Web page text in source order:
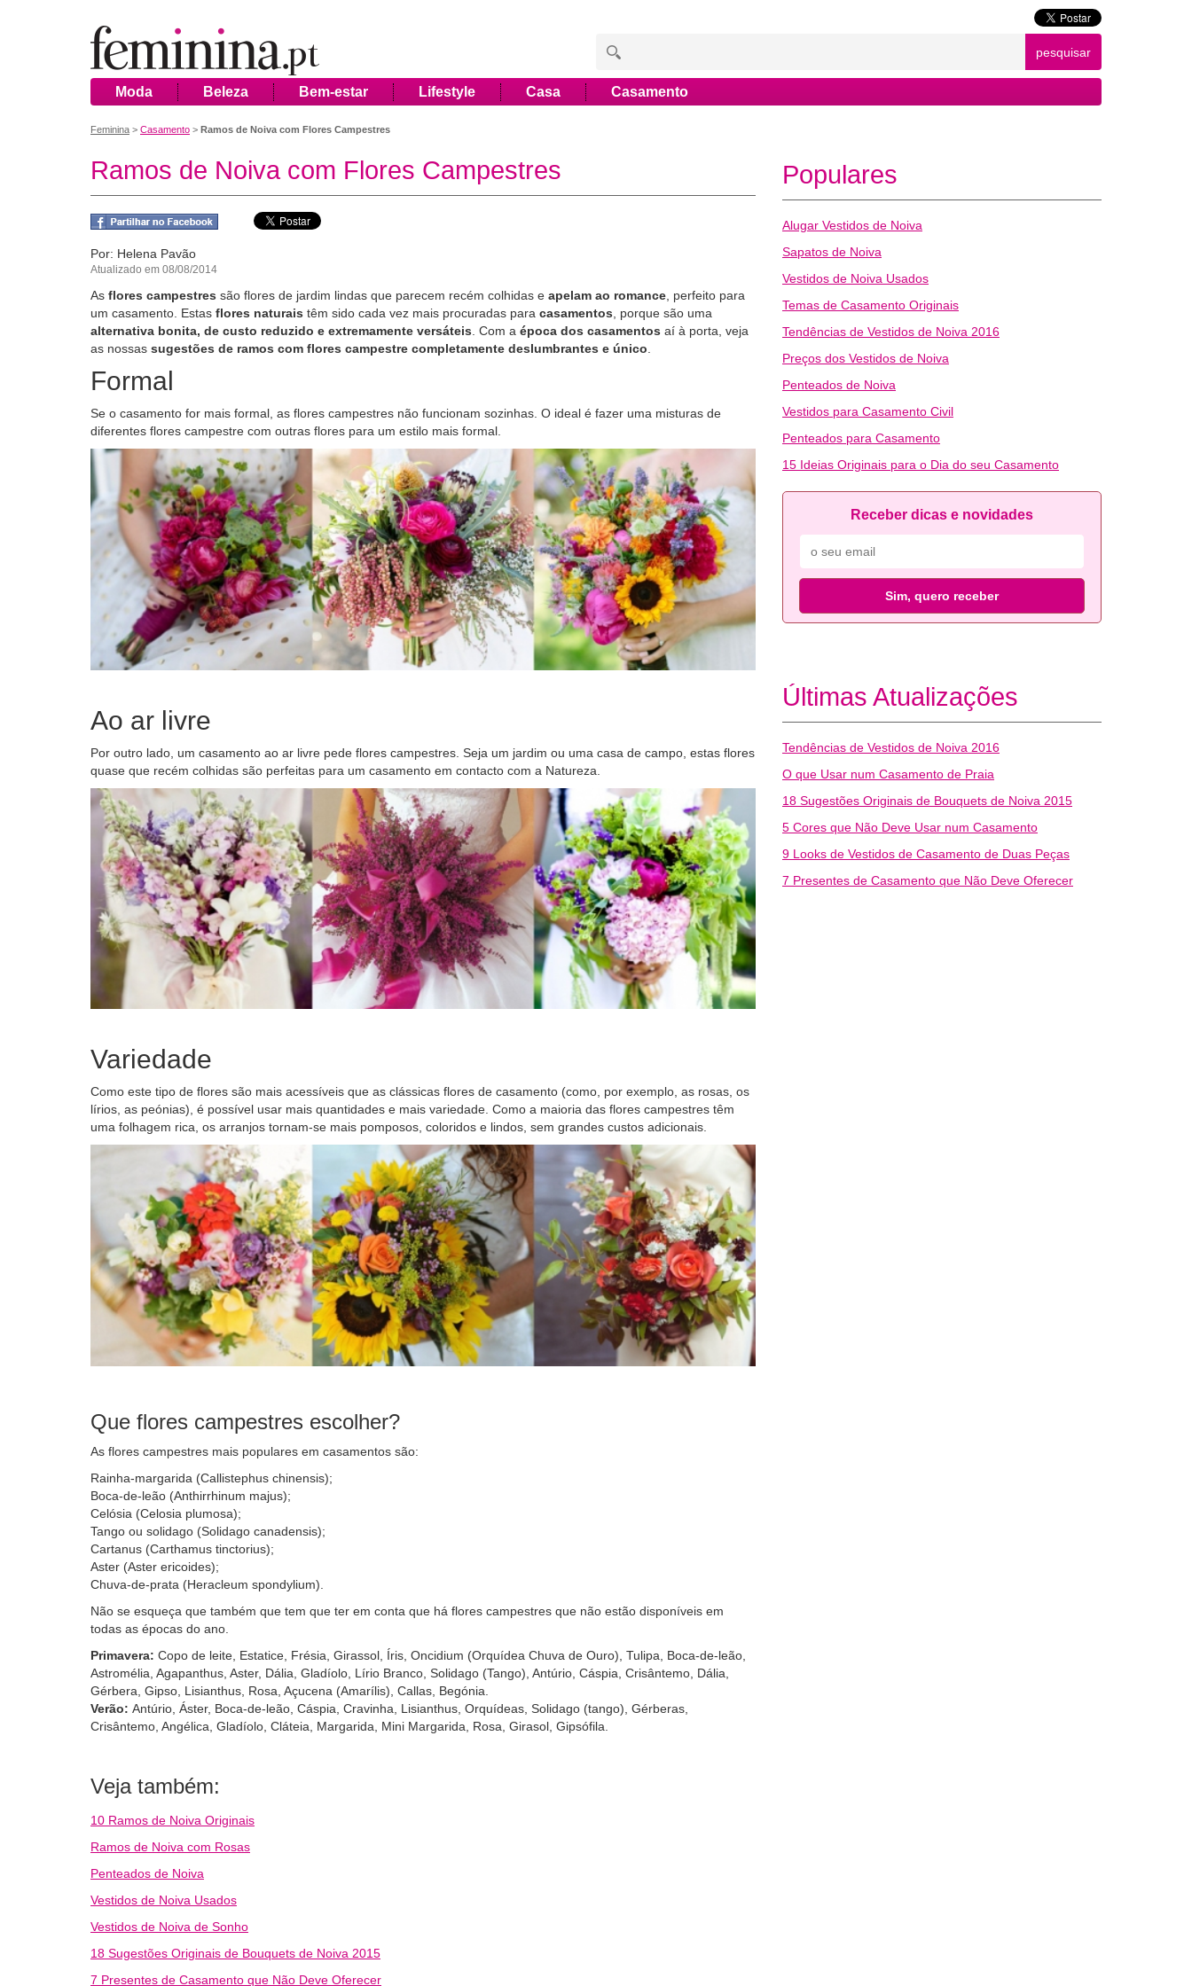
pesquisar
Moda Beleza Bem-estar Lifestyle Casa Casamento
Feminina > Casamento > Ramos de Noiva com Flores Campestres
Ramos de Noiva com Flores Campestres
Por: Helena Pavão
Atualizado em 08/08/2014
As flores campestres são flores de jardim lindas que parecem recém colhidas e apelam ao romance , perfeito para
um casamento. Estas flores naturais têm sido cada vez mais procuradas para casamentos , porque são uma
alternativa bonita, de custo reduzido e extremamente versáteis . Com a época dos casamentos aí à porta, veja
as nossas sugestões de ramos com flores campestre completamente deslumbrantes e único
Formal
Se o casamento for mais formal, as flores campestres não funcionam sozinhas. O ideal é fazer uma misturas de
diferentes flores campestre com outras flores para um estilo mais formal.
Ao ar livre
Por outro lado, um casamento ao ar livre pede flores campestres. Seja um jardim ou uma casa de campo, estas flores
quase que recém colhidas são perfeitas para um casamento em contacto com a Natureza.
Variedade
Como este tipo de flores são mais acessíveis que as clássicas flores de casamento (como, por exemplo, as rosas, os
lírios, as peónias), é possível usar mais quantidades e mais variedade. Como a maioria das flores campestres têm
uma folhagem rica, os arranjos tornam-se mais pomposos, coloridos e lindos, sem grandes custos adicionais.
Que flores campestres escolher?
As flores campestres mais populares em casamentos são:
Rainha-margarida (Callistephus chinensis);
Boca-de-leão (Anthirrhinum majus);
Celósia (Celosia plumosa);
Tango ou solidago (Solidago canadensis);
Cartanus (Carthamus tinctorius);
Aster (Aster ericoides);
Chuva-de-prata (Heracleum spondylium).
Não se esqueça que também que tem que ter em conta que há flores campestres que não estão disponíveis em
todas as épocas do ano.
Primavera: Copo de leite, Estatice, Frésia, Girassol, Íris, Oncidium (Orquídea Chuva de Ouro), Tulipa, Boca-de-leão,
Astromélia, Agapanthus, Aster, Dália, Gladíolo, Lírio Branco, Solidago (Tango), Antúrio, Cáspia, Crisântemo, Dália,
Gérbera, Gipso, Lisianthus, Rosa, Açucena (Amarílis), Callas, Begónia.
Verão: Antúrio, Áster, Boca-de-leão, Cáspia, Cravinha, Lisianthus, Orquídeas, Solidago (tango), Gérberas,
Crisântemo, Angélica, Gladíolo, Cláteia, Margarida, Mini Margarida, Rosa, Girasol, Gipsófila.
Veja também:
10 Ramos de Noiva Originais
Ramos de Noiva com Rosas
Penteados de Noiva
Vestidos de Noiva Usados
Vestidos de Noiva de Sonho
18 Sugestões Originais de Bouquets de Noiva 2015
7 Presentes de Casamento que Não Deve Oferecer
Populares
Alugar Vestidos de Noiva
Sapatos de Noiva
Vestidos de Noiva Usados
Temas de Casamento Originais
Tendências de Vestidos de Noiva 2016
Preços dos Vestidos de Noiva
Penteados de Noiva
Vestidos para Casamento Civil
Penteados para Casamento
15 Ideias Originais para o Dia do seu Casamento
Receber dicas e novidades
Sim, quero receber
Últimas Atualizações
Tendências de Vestidos de Noiva 2016
O que Usar num Casamento de Praia
18 Sugestões Originais de Bouquets de Noiva 2015
5 Cores que Não Deve Usar num Casamento
9 Looks de Vestidos de Casamento de Duas Peças
7 Presentes de Casamento que Não Deve Oferecer